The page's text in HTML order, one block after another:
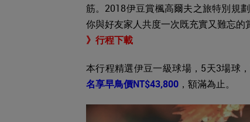
筋。2018伊豆賞楓高爾夫之旅特別規
你與好友家人共度一次既充實又難忘的
》行程下載
本行程精選伊豆一級球場，5天3場球
名享早鳥價NT$43,800，額滿為止。